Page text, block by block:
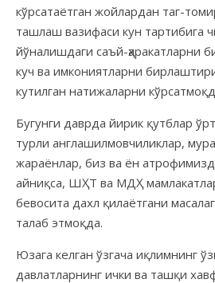
кўрсатаётган жойлардан таг-
ташлаш вазифаси кун тартибига
йўналишдаги саъй-ҳаракатларни
куч ва имкониятларни
кутилган натижаларни
Бугунги даврда йирик қутблар
турли англашилмовчиликлар,
жараёнлар, биз ва ён
айниқса, ШҲТ ва МДҲ
бевосита дахл қилаётгани
талаб этмоқда.
Юзага келган ўзгача иқлимнинг
давлатларнинг ички ва ташқи